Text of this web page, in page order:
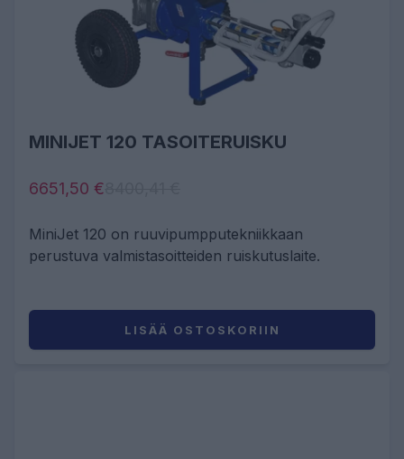
MINIJET 120 TASOITERUISKU
6651,50 €
MiniJet 120 on ruuvipumpputekniikkaan
perustuva valmistasoitteiden ruiskutuslaite.
LISÄÄ OSTOSKORIIN